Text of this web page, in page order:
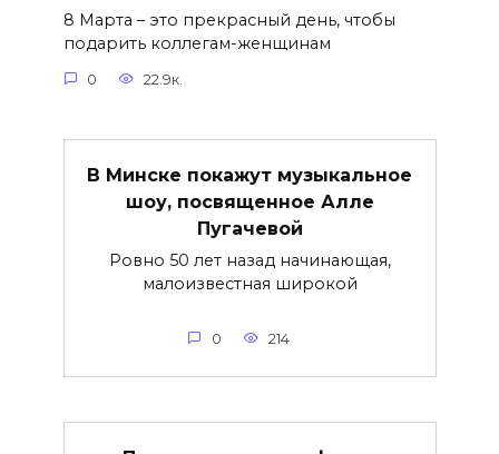
8 Марта – это прекрасный день, чтобы
подарить коллегам-женщинам
0 22.9к.
В Минске покажут музыкальное
шоу, посвященное Алле
Пугачевой
Ровно 50 лет назад начинающая,
малоизвестная широкой
0 214